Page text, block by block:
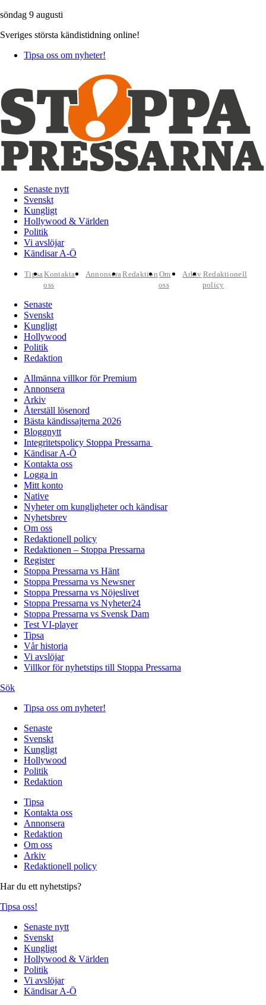
söndag 9 augusti
Sveriges största kändistidning online!
Tipsa oss om nyheter!
Senaste nytt
Svenskt
Kungligt
Hollywood & Världen
Politik
Vi avslöjar
Kändisar A-Ö
TipsaKontakta
oss
AnnonseraRedaktion Om
oss
Arkiv Redaktionell
policy
Senaste
Svenskt
Kungligt
Hollywood
Politik
Redaktion
Allmänna villkor för Premium
Annonsera
Arkiv
Återställ lösenord
Bästa kändissajterna 2026
Bloggnytt
Integritetspolicy Stoppa Pressarna
Kändisar A-Ö
Kontakta oss
Logga in
Mitt konto
Native
Nyheter om kungligheter och kändisar
Nyhetsbrev
Om oss
Redaktionell policy
Redaktionen – Stoppa Pressarna
Register
Stoppa Pressarna vs Hänt
Stoppa Pressarna vs Newsner
Stoppa Pressarna vs Nöjeslivet
Stoppa Pressarna vs Nyheter24
Stoppa Pressarna vs Svensk Dam
Test VI-player
Tipsa
Vår historia
Vi avslöjar
Villkor för nyhetstips till Stoppa Pressarna
Sök
Tipsa oss om nyheter!
Senaste
Svenskt
Kungligt
Hollywood
Politik
Redaktion
Tipsa
Kontakta oss
Annonsera
Redaktion
Om oss
Arkiv
Redaktionell policy
Har du ett nyhetstips?
Tipsa oss!
Senaste nytt
Svenskt
Kungligt
Hollywood & Världen
Politik
Vi avslöjar
Kändisar A-Ö